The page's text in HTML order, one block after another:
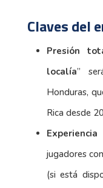
Claves del
Presión
localía”
Honduras,
Rica desde
jugadores
(si está